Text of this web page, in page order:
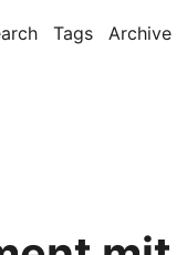
Tags Archive